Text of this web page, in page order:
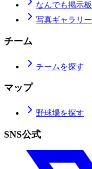
なんでも掲示板
写真ギャラリー
チーム
チームを探す
マップ
野球場を探す
SNS公式